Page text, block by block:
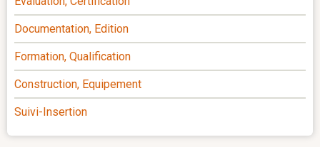
Documentation, Edition
Formation, Qualification
Construction, Equipement
Suivi-Insertion